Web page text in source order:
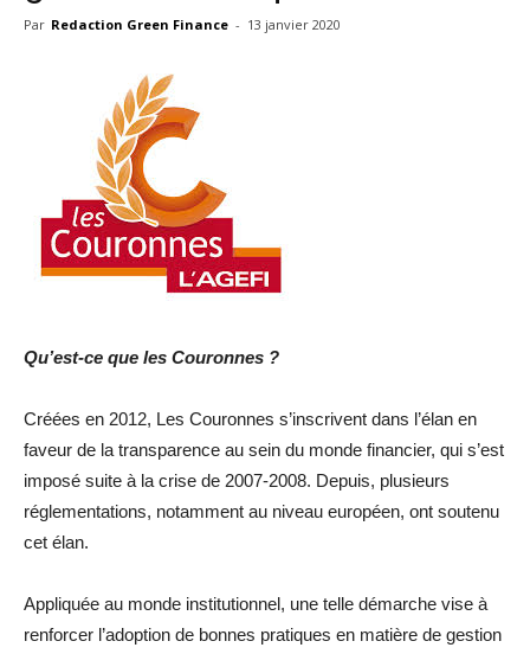
Par Redaction Green Finance - 13 janvier 2020
Qu’est-ce que les Couronnes ?
Créées en 2012, Les Couronnes s’inscrivent dans l’élan en
faveur de la transparence au sein du monde financier, qui s’est
imposé suite à la crise de 2007-2008. Depuis, plusieurs
réglementations, notamment au niveau européen, ont soutenu
cet élan.
Appliquée au monde institutionnel, une telle démarche vise à
renforcer l’adoption de bonnes pratiques en matière de gestion